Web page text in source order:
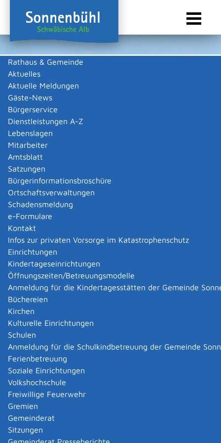
Rathaus & Gemeinde
Aktuelles
Aktuelle Meldungen
Gäste-News
Bürgerservice
Dienstleistungen A-Z
Lebenslagen
Mitarbeiter
Amtsblatt
Satzungen
Bürgerinformationsbroschüre
Ortschaftsverwaltungen
Schadensmeldung
e-Formulare
Kontakt
Infos zur privaten Vorsorge im Katastrophenschutz
Einrichtungen
Kindertageseinrichtungen
Öffnungszeiten/Betreuungsmodelle
Anmeldung für die Kindertagesstätten der Gemeinde
Büchereien
Kirchen
Kulturelle Einrichtungen
Schulen
Anmeldung für die Schulkindbetreuung der Gemeinde
Ferienbetreuung
Soziale Einrichtungen
Volkshochschule
Freiwillige Feuerwehr
Gremien
Gemeinderat
Sitzungen
Sie sind hier:
Gewerbeliste
Keine Daten vorhanden
Zurück zur Suche
Zurück zur Suche
||